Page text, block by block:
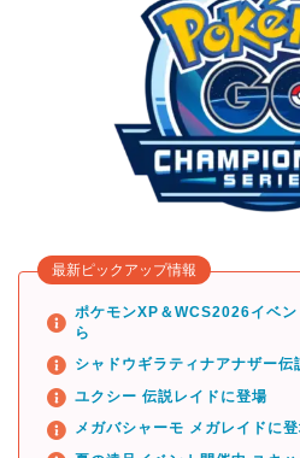
最新ピックアップ情報
ポケモンXP＆WCS2026イベ
ら
シャドウギラティナアナザー
ユクシー 伝説レイドに登場
メガバシャーモ メガレイドに